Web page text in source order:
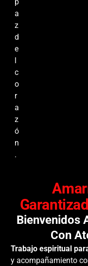
p
a
z
d
e
c
o
r
a
z
ó
n
.
Bienvenidos
Con
Trabajo espiritual
y acompañamiento